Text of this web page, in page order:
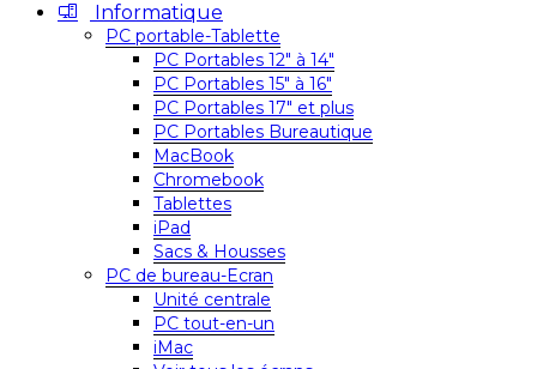
Informatique
PC portable-Tablette
PC Portables 12″ à 14″
PC Portables 15″ à 16″
PC Portables 17″ et plus
PC Portables Bureautique
MacBook
Chromebook
Tablettes
iPad
Sacs & Housses
PC de bureau-Ecran
Unité centrale
PC tout-en-un
iMac